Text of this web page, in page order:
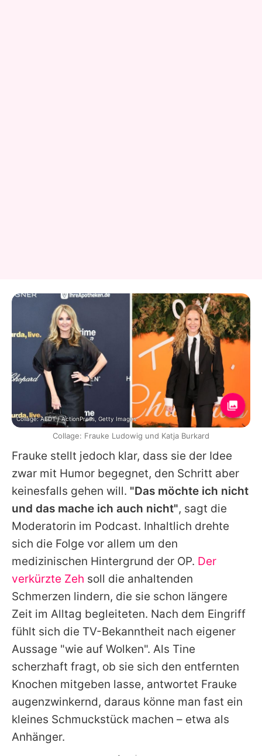
Frauke stellt jedoch klar, dass sie der Idee
zwar mit Humor begegnet, den Schritt aber
keinesfalls gehen will. "Das möchte ich nicht
und das mache ich auch nicht", sagt die
Moderatorin im Podcast. Inhaltlich drehte
sich die Folge vor allem um den
medizinischen Hintergrund der OP. Der
verkürzte Zeh soll die anhaltenden
Schmerzen lindern, die sie schon längere
Zeit im Alltag begleiteten. Nach dem Eingriff
fühlt sich die TV-Bekanntheit nach eigener
Aussage "wie auf Wolken". Als Tine
scherzhaft fragt, ob sie sich den entfernten
Knochen mitgeben lasse, antwortet Frauke
augenzwinkernd, daraus könne man fast ein
kleines Schmuckstück machen – etwa als
Anhänger.
Collage: AEDT / ActionPress, Getty Images
Collage: Frauke Ludowig und Katja Burkard